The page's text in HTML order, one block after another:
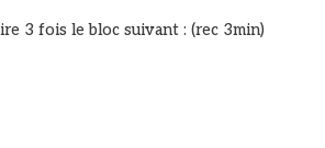
3 fois le bloc suivant : (rec 3min)